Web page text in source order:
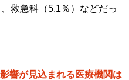
救急科（5.1％）などだっ
響が見込まれる医療機関は